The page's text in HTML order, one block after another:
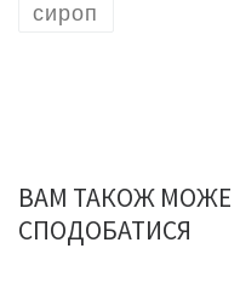
сироп
ВАМ ТАКОЖ МОЖЕ
СПОДОБАТИСЯ